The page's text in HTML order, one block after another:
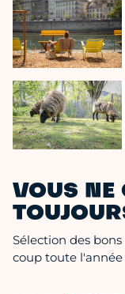
VOUS NE
Sélection des
coup toute l'année